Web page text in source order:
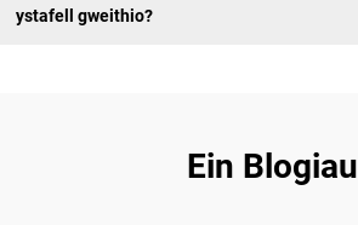
ystafell gweithio?
Ein Blogiau